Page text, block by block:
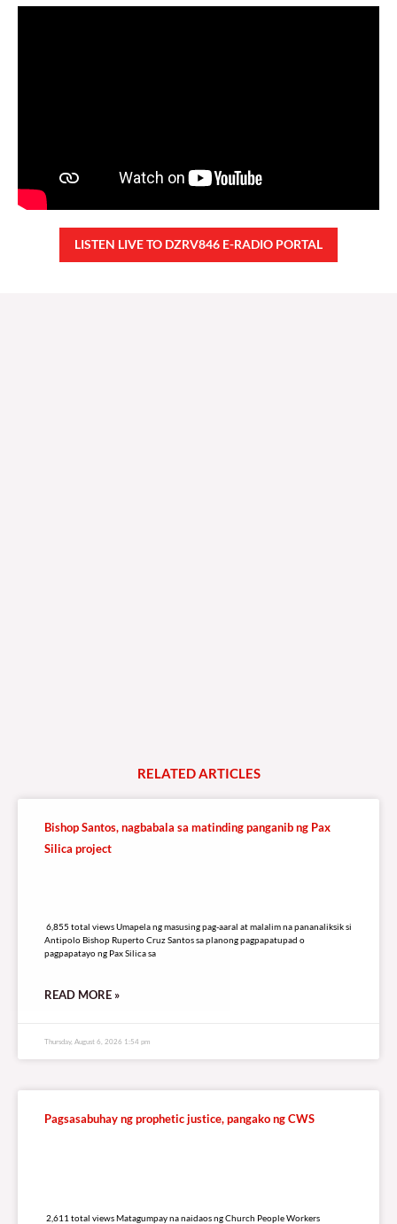
LISTEN LIVE TO DZRV846 E-RADIO PORTAL
RELATEDARTICLES
Bishop Santos, nagbabala sa matinding panganib ng Pax
Silica project
6,855 total views Umapela ng masusing pag-aaral at malalim na pananaliksik si
Antipolo Bishop Ruperto Cruz Santos sa planong pagpapatupad o
pagpapatayo ng Pax Silica sa
READ MORE »
Thursday, August 6, 2026 1:54 pm
Pagsasabuhay ng prophetic justice, pangako ng CWS
2,611 total views Matagumpay na naidaos ng Church People Workers